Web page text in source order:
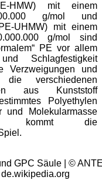
HMW) mit einem
g/mol und
UHMW) mit einem
g/mol sind
PE vor allem
Schlagfestigkeit
Verzweigungen und
verschiedenen
aus Kunststoff
Polyethylen
und Molekularmasse
kommt die
GPC Säule | ©